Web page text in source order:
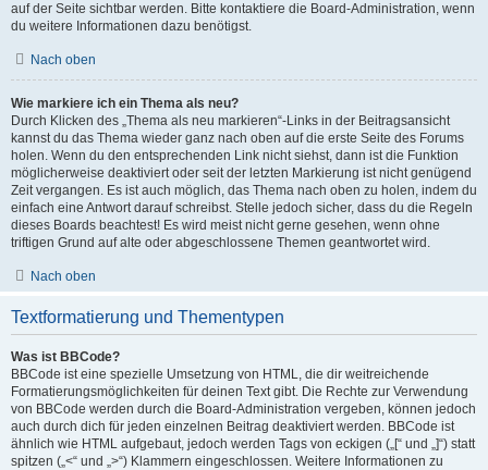
auf der Seite sichtbar werden. Bitte kontaktiere die Board-Administration, wenn
du weitere Informationen dazu benötigst.
Nach oben
Wie markiere ich ein Thema als neu?
Durch Klicken des „Thema als neu markieren“-Links in der Beitragsansicht
kannst du das Thema wieder ganz nach oben auf die erste Seite des Forums
holen. Wenn du den entsprechenden Link nicht siehst, dann ist die Funktion
möglicherweise deaktiviert oder seit der letzten Markierung ist nicht genügend
Zeit vergangen. Es ist auch möglich, das Thema nach oben zu holen, indem du
einfach eine Antwort darauf schreibst. Stelle jedoch sicher, dass du die Regeln
dieses Boards beachtest! Es wird meist nicht gerne gesehen, wenn ohne
triftigen Grund auf alte oder abgeschlossene Themen geantwortet wird.
Nach oben
Textformatierung und Thementypen
Was ist BBCode?
BBCode ist eine spezielle Umsetzung von HTML, die dir weitreichende
Formatierungsmöglichkeiten für deinen Text gibt. Die Rechte zur Verwendung
von BBCode werden durch die Board-Administration vergeben, können jedoch
auch durch dich für jeden einzelnen Beitrag deaktiviert werden. BBCode ist
ähnlich wie HTML aufgebaut, jedoch werden Tags von eckigen („[“ und „]“) statt
spitzen („<“ und „>“) Klammern eingeschlossen. Weitere Informationen zu